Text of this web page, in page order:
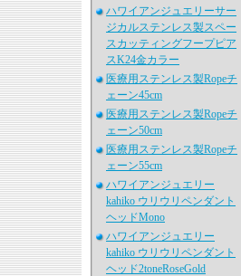
ハワイアンジュエリーサー
ジカルステンレス製スペー
スカッティングフープピア
スK24金カラー
医療用ステンレス製Ropeチ
ェーン45cm
医療用ステンレス製Ropeチ
ェーン50cm
医療用ステンレス製Ropeチ
ェーン55cm
ハワイアンジュエリー
kahiko ウリウリペンダント
ヘッドMono
ハワイアンジュエリー
kahiko ウリウリペンダント
ヘッド2toneRoseGold